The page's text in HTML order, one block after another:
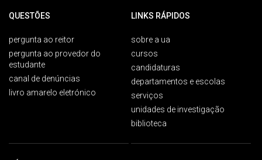
QUESTÕES
pergunta ao reitor
pergunta ao provedor do
estudante
canal de denúncias
livro amarelo eletrónico
LINKS RÁPIDOS
sobre a ua
cursos
candidaturas
departamentos e escolas
serviços
unidades de investigação
biblioteca